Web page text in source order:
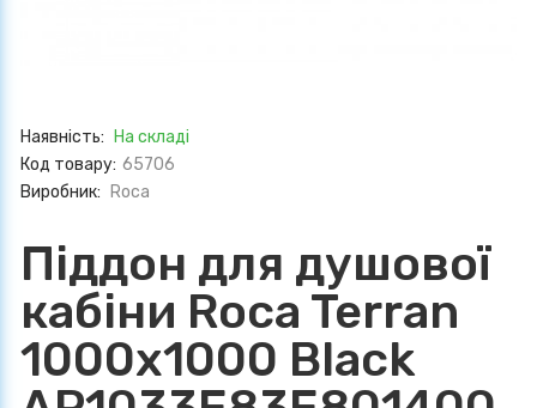
Наявність:
На складі
Код товару: 65706
Виробник:
Roca
Піддон для душової
кабіни Roca Terran
1000х1000 Black